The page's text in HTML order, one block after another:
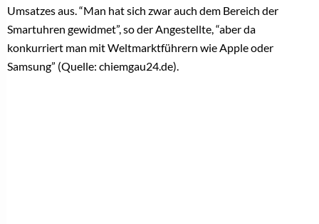
Umsatzes aus. “Man hat sich zwar auch dem Bereich der
Smartuhren gewidmet”, so der Angestellte, “aber da
konkurriert man mit Weltmarktführern wie Apple oder
Samsung” (Quelle: chiemgau24.de).